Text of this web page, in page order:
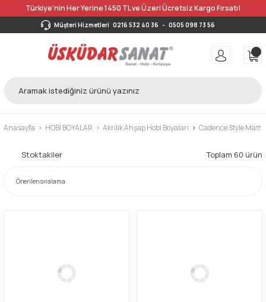
Türkiye’nin Her Yerine 1450 TL ve Üzeri Ücretsiz Kargo Fırsatı!
Müşteri Hizmetleri 0216 532 40 36 - 0505 098 73 56
Anasayfa HOBİ BOYALAR Akrilik Ahşap Hobi Boyaları Cadence Style Matt
Stoktakiler Toplam 60 ürün